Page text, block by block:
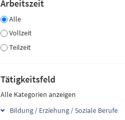
Arbeitszeit
Alle
Vollzeit
Teilzeit
Tätigkeitsfeld
Alle Kategorien anzeigen
Bildung / Erziehung / Soziale Berufe